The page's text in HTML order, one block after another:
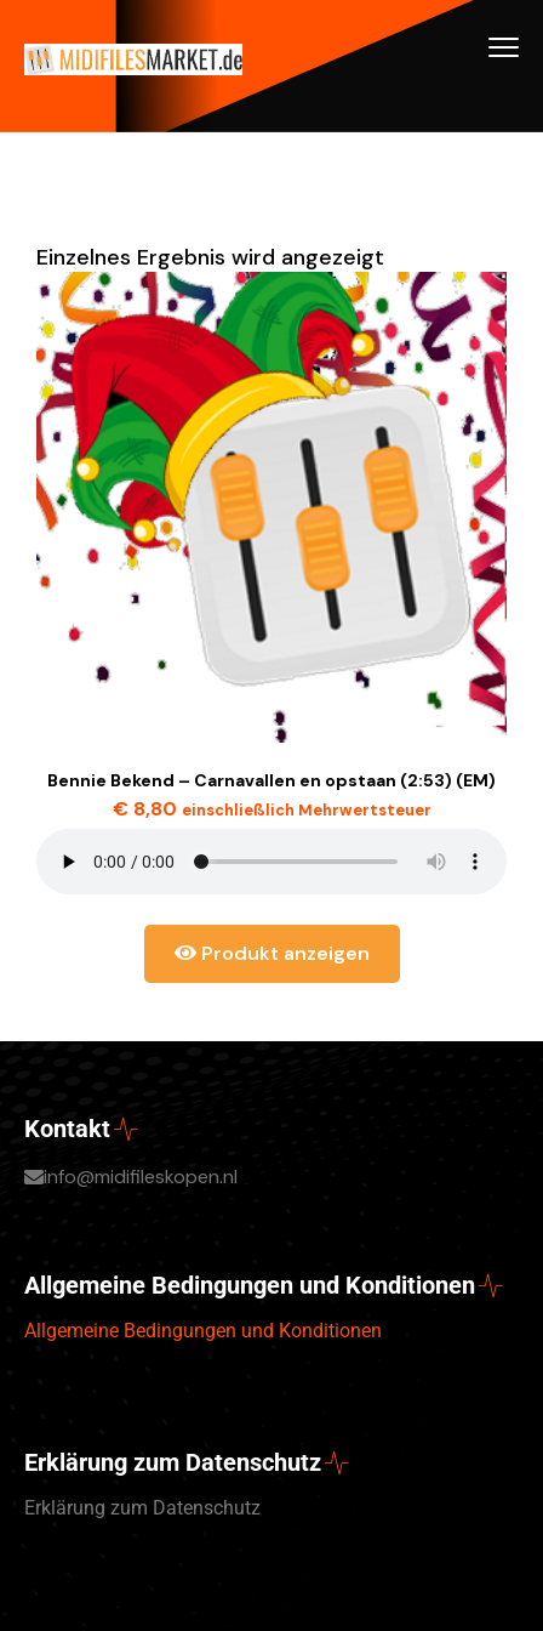
Einzelnes Ergebnis wird angezeigt
Bennie Bekend – Carnavallen en opstaan (2:53) (EM)
€8,80 einschließlich Mehrwertsteuer
Produkt anzeigen
Kontakt
info@midifileskopen.nl
Allgemeine Bedingungen und Konditionen
Allgemeine Bedingungen und Konditionen
Erklärung zum Datenschutz
Erklärung zum Datenschutz